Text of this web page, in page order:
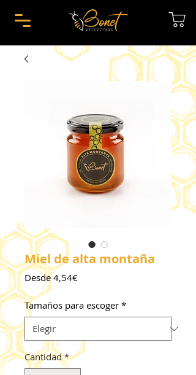
Miel de alta montaña
Desde 4,54€Precio
oferta
Tamaños para escoger *
Cantidad *